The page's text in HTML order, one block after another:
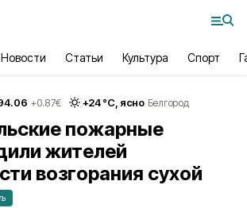
Новости Статьи Культура Спорт
+0.87€ +24°С, ясно Белгород
пожарные
жителей
возгорания сухой